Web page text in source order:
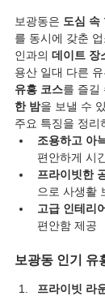
보광동은 도심 속
를 동시에 갖춘
인과의 데이트 장
용산 일대 다른
유흥 코스를 즐길
한 밤을 보낼 수
주요 특징을 정리
조용하고 아
편안하게 시
프라이빗한
으로 사생활
고급 인테리어
편안함 제공
보광동 인기 유
프라이빗 라